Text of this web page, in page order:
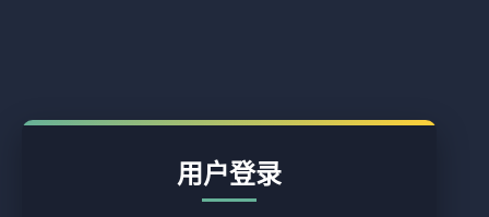
用户登录